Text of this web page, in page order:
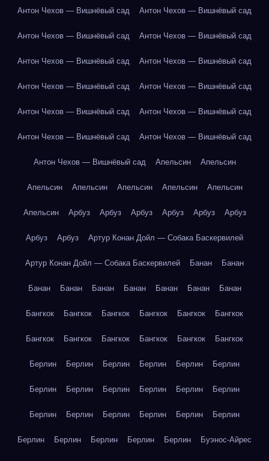
Антон Чехов — Вишнёвый сад Антон Чехов — Вишнёвый сад
Антон Чехов — Вишнёвый сад Антон Чехов — Вишнёвый сад
Антон Чехов — Вишнёвый сад Антон Чехов — Вишнёвый сад
Антон Чехов — Вишнёвый сад Антон Чехов — Вишнёвый сад
Антон Чехов — Вишнёвый сад Антон Чехов — Вишнёвый сад
Антон Чехов — Вишнёвый сад Антон Чехов — Вишнёвый сад
Антон Чехов — Вишнёвый сад Апельсин Апельсин
Апельсин Апельсин Апельсин Апельсин Апельсин
Апельсин Арбуз Арбуз Арбуз Арбуз Арбуз Арбуз
Арбуз Арбуз Артур Конан Дойл — Собака Баскервилей
Артур Конан Дойл — Собака Баскервилей Банан Банан
Банан Банан Банан Банан Банан Банан Банан
Бангкок Бангкок Бангкок Бангкок Бангкок Бангкок
Бангкок Бангкок Бангкок Бангкок Бангкок Бангкок
Берлин Берлин Берлин Берлин Берлин Берлин
Берлин Берлин Берлин Берлин Берлин Берлин
Берлин Берлин Берлин Берлин Берлин Берлин
Берлин Берлин Берлин Берлин Берлин Буэнос-Айрес